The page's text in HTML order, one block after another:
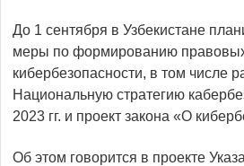
До 1 сентября в Узбекистане
меры по формированию
кибербезопасности, в том числе
Национальную стратегию
2023 гг. и проект закона «О
Об этом говорится в проекте